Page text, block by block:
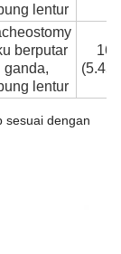
lentur
berputar
ganda,
lentur
sesuai dengan